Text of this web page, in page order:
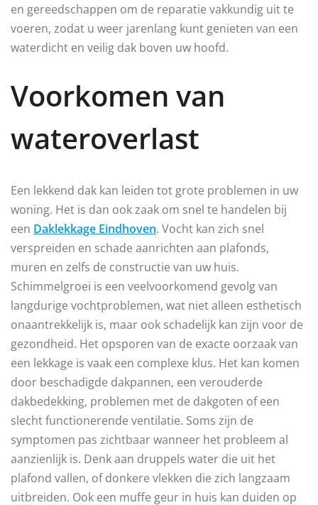
en gereedschappen om de reparatie vakkundig uit te
voeren, zodat u weer jarenlang kunt genieten van een
waterdicht en veilig dak boven uw hoofd.
Voorkomen van
wateroverlast
Een lekkend dak kan leiden tot grote problemen in uw
woning. Het is dan ook zaak om snel te handelen bij
een Daklekkage Eindhoven. Vocht kan zich snel
verspreiden en schade aanrichten aan plafonds,
muren en zelfs de constructie van uw huis.
Schimmelgroei is een veelvoorkomend gevolg van
langdurige vochtproblemen, wat niet alleen esthetisch
onaantrekkelijk is, maar ook schadelijk kan zijn voor de
gezondheid. Het opsporen van de exacte oorzaak van
een lekkage is vaak een complexe klus. Het kan komen
door beschadigde dakpannen, een verouderde
dakbedekking, problemen met de dakgoten of een
slecht functionerende ventilatie. Soms zijn de
symptomen pas zichtbaar wanneer het probleem al
aanzienlijk is. Denk aan druppels water die uit het
plafond vallen, of donkere vlekken die zich langzaam
uitbreiden. Ook een muffe geur in huis kan duiden op